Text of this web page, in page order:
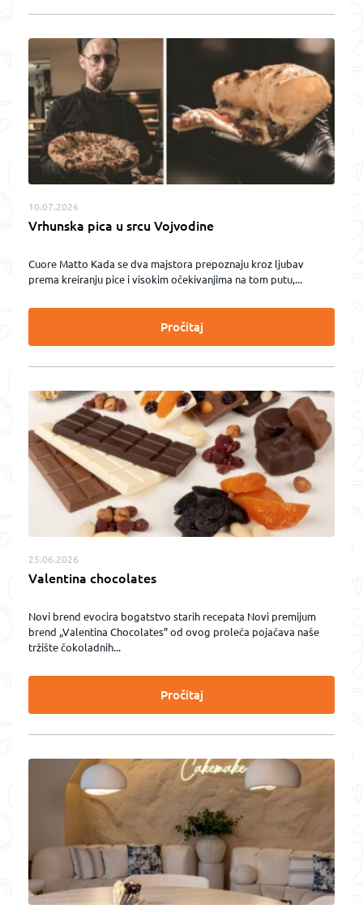
10.07.2026
Vrhunska pica u srcu Vojvodine
Cuore Matto Kada se dva majstora prepoznaju kroz ljubav
prema kreiranju pice i visokim očekivanjima na tom putu,...
Pročitaj
25.06.2026
Valentina chocolates
Novi brend evocira bogatstvo starih recepata Novi premijum
brend „Valentina Chocolates” od ovog proleća pojačava naše
tržište čokoladnih...
Pročitaj